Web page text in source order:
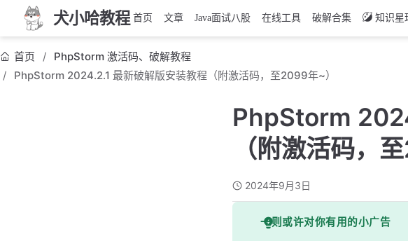
犬小哈教程 首页 文章 Java面试八股 在线工具 破解合集 知识星
首页
PhpStorm 激活码、破解教程
PhpStorm 2024.2.1 最新破解版安装教程（附激活码，至2099年~）
PhpStorm
（附激活码，
2024年9月3日
一则或许对你有用的小广告